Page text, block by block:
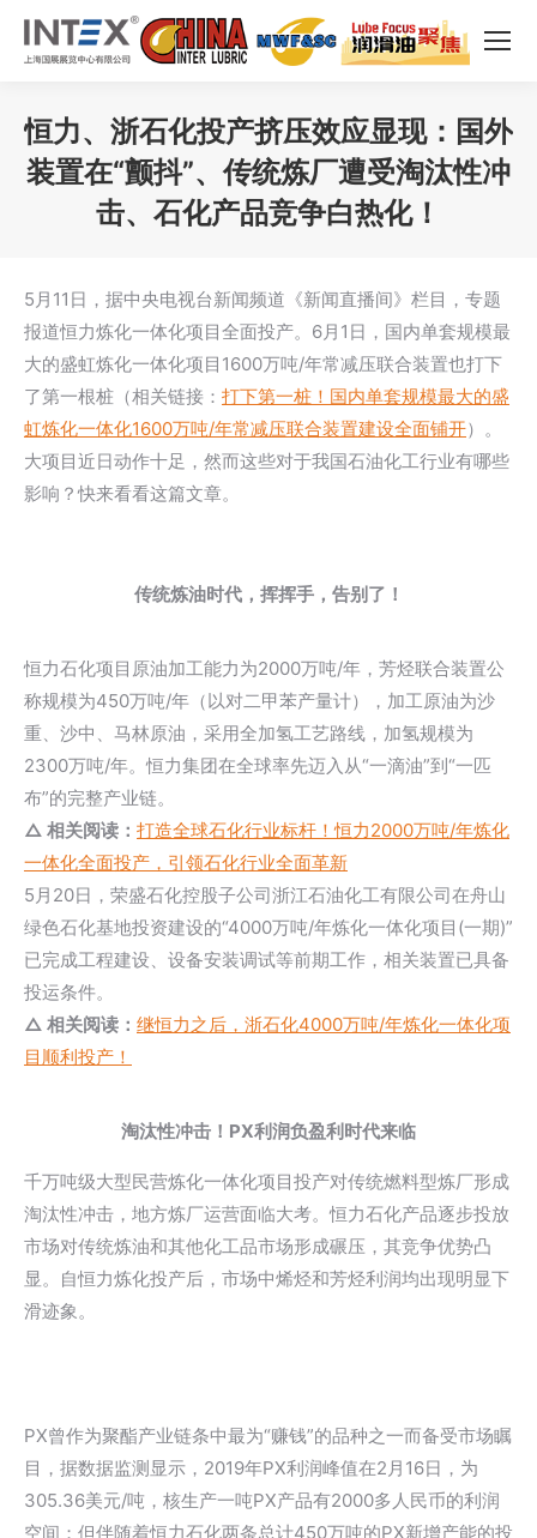
恒力、浙石化投产挤压效应显现：国外
装置在“颤抖”、传统炼厂遭受淘汰性冲
击、石化产品竞争白热化！
5月11日，据中央电视台新闻频道《新闻直播间》栏目，专题
报道恒力炼化一体化项目全面投产。6月1日，国内单套规模最
大的盛虹炼化一体化项目1600万吨/年常减压联合装置也打下
了第一根桩（相关链接： 打下第一桩！国内单套规模最大的盛
虹炼化一体化1600万吨/年常减压联合装置建设全面铺开）。
大项目近日动作十足，然而这些对于我国石油化工行业有哪些
影响？快来看看这篇文章。
传统炼油时代，挥挥手，告别了！
恒力石化项目原油加工能力为2000万吨/年，芳烃联合装置公
称规模为450万吨/年（以对二甲苯产量计），加工原油为沙
重、沙中、马林原油，采用全加氢工艺路线，加氢规模为
2300万吨/年。恒力集团在全球率先迈入从“一滴油”到“一匹
布”的完整产业链。
△ 相关阅读： 打造全球石化行业标杆！恒力2000万吨/年炼化
一体化全面投产，引领石化行业全面革新
5月20日，荣盛石化控股子公司浙江石油化工有限公司在舟山
绿色石化基地投资建设的“4000万吨/年炼化一体化项目(一期)”
已完成工程建设、设备安装调试等前期工作，相关装置已具备
投运条件。
△ 相关阅读： 继恒力之后，浙石化4000万吨/年炼化一体化项
目顺利投产！
淘汰性冲击！PX利润负盈利时代来临
千万吨级大型民营炼化一体化项目投产对传统燃料型炼厂形成
淘汰性冲击，地方炼厂运营面临大考。恒力石化产品逐步投放
市场对传统炼油和其他化工品市场形成碾压，其竞争优势凸
显。自恒力炼化投产后，市场中烯烃和芳烃利润均出现明显下
滑迹象。
PX曾作为聚酯产业链条中最为“赚钱”的品种之一而备受市场瞩
目，据数据监测显示，2019年PX利润峰值在2月16日，为
305.36美元/吨，核生产一吨PX产品有2000多人民币的利润
空间；但伴随着恒力石化两条总计450万吨的PX新增产能的投